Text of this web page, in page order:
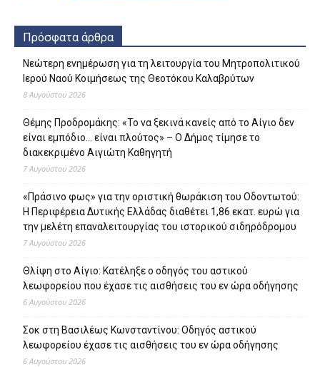
Πρόσφατα άρθρα
Νεώτερη ενημέρωση για τη λειτουργία του Μητροπολιτικού
Ιερού Ναού Κοιμήσεως της Θεοτόκου Καλαβρύτων
8 Αυγούστου 2026
Θέμης Προδρομάκης: «Το να ξεκινά κανείς από το Αίγιο δεν
είναι εμπόδιο… είναι πλούτος» – O Δήμος τίμησε το
διακεκριμένο Αιγιώτη Καθηγητή
7 Αυγούστου 2026
«Πράσινο φως» για την οριστική θωράκιση του Οδοντωτού:
Η Περιφέρεια Δυτικής Ελλάδας διαθέτει 1,86 εκατ. ευρώ για
την μελέτη επαναλειτουργίας του ιστορικού σιδηρόδρομου
7 Αυγούστου 2026
Θλίψη στο Αίγιο: Κατέληξε ο οδηγός του αστικού
λεωφορείου που έχασε τις αισθήσεις του εν ώρα οδήγησης
6 Αυγούστου 2026
Σοκ στη Βασιλέως Κωνσταντίνου: Οδηγός αστικού
λεωφορείου έχασε τις αισθήσεις του εν ώρα οδήγησης
6 Αυγούστου 2026